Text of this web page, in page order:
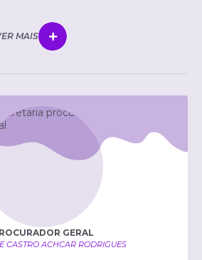
MAIS
GERAL
CASTRO ACHCAR RODRIGUES